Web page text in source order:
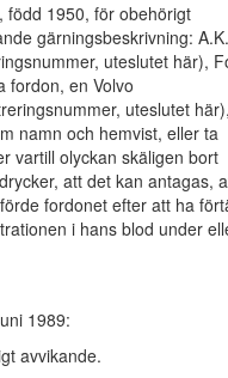
född 1950, för obehörigt
gärningsbeskrivning: A.K.
uteslutet här),
fordon, en Volvo
uteslutet här),
namn och hemvist, eller ta
vartill olyckan skäligen bort
att det kan antagas,
fordonet efter att ha
i hans blod under
1989:
avvikande.